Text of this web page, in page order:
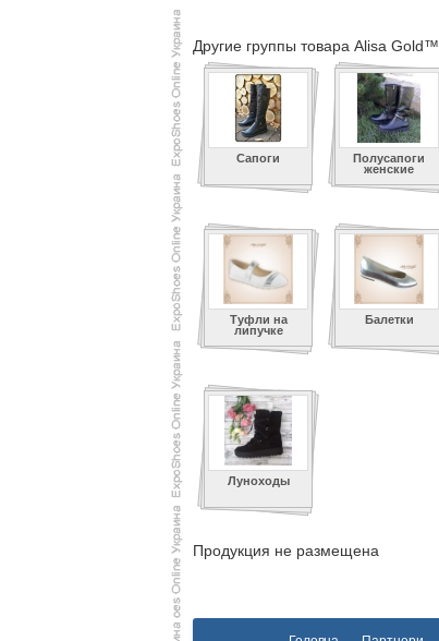
Другие группы товара Alisa Gold™
Сапоги
Полусапоги
женские
Туфли на
липучке
Балетки
Луноходы
Продукция не размещена